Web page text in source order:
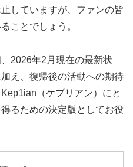
していますが、ファンの皆
ことでしょう。
2026年2月現在の最新状
え、復帰後の活動への期待
（ケプリアン）にと
るための決定版としてお役